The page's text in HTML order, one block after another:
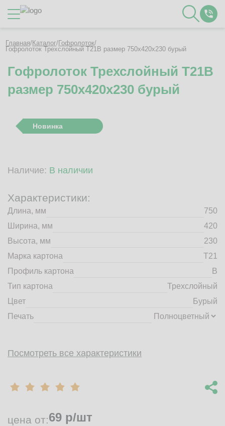
О Компании
Контакты
Полезное
Вакансии
Гофротара с печатью
Рассчитать стоимость упаковки
Пн-Пт 8:00 - 17:00
+7 (4832) 71-44-42
г. Брянск, Белобережская улица, 1А
© 2014 - 2026 | ООО ТД "Брянский картон" Все права защищены,
материалов с сайта строго запрещено.
Главная/Каталог/Гофролоток/
Гофролоток Трехслойный Т21B размер 750x420x230 бурый
Гофролоток Трехслойный Т21B
размер 750x420x230 бурый
Новинка
Наличие: В наличии
Характеристики:
Длина, мм
750
Ширина, мм
420
Высота, мм
230
Марка картона
Т21
Профиль картона
B
Тип картона
Трехслойный
Цвет
Бурый
Печать
Посмотреть все характеристики
цена от:69 р/шт